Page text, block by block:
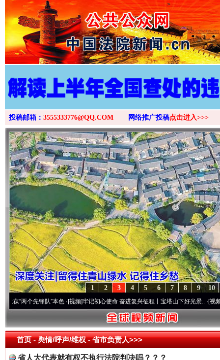
>
投稿邮箱： 3555333776@QQ.COM 网络推广投稿点击进入>>>
10
9
8
7
6
5
4
3
2
1
个先锋队”本色·[视频]牢记初心使命 奋进复兴征程丨宝塔山下好光景..·[视频]因党
首页- 舆情/呼声/维权 -省市负责人>>>
省人大代表就有权不执行法院判决吗？？？